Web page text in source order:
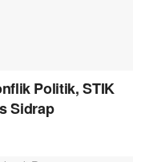
Politik, STIK
Sidrap